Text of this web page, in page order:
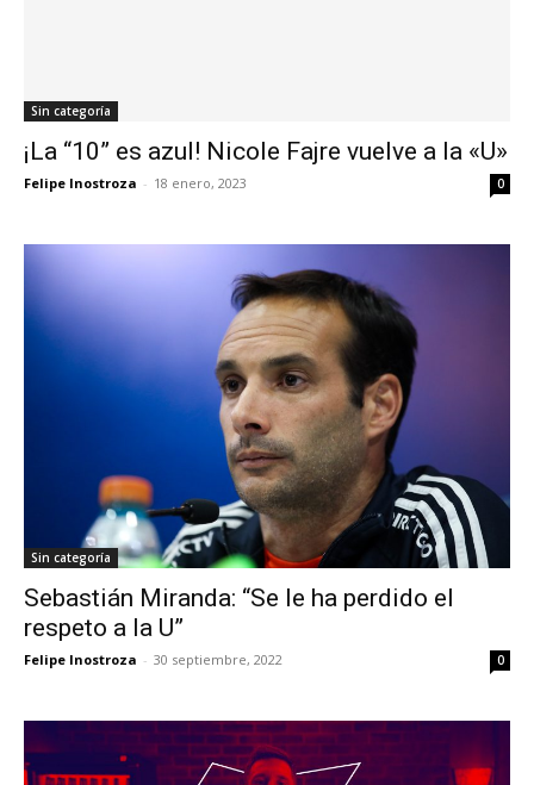
Sin categoría
¡La “10” es azul! Nicole Fajre vuelve a la «U»
Felipe Inostroza - 18 enero, 2023 0
Sin categoría
Sebastián Miranda: “Se le ha perdido el
respeto a la U”
Felipe Inostroza - 30 septiembre, 2022 0